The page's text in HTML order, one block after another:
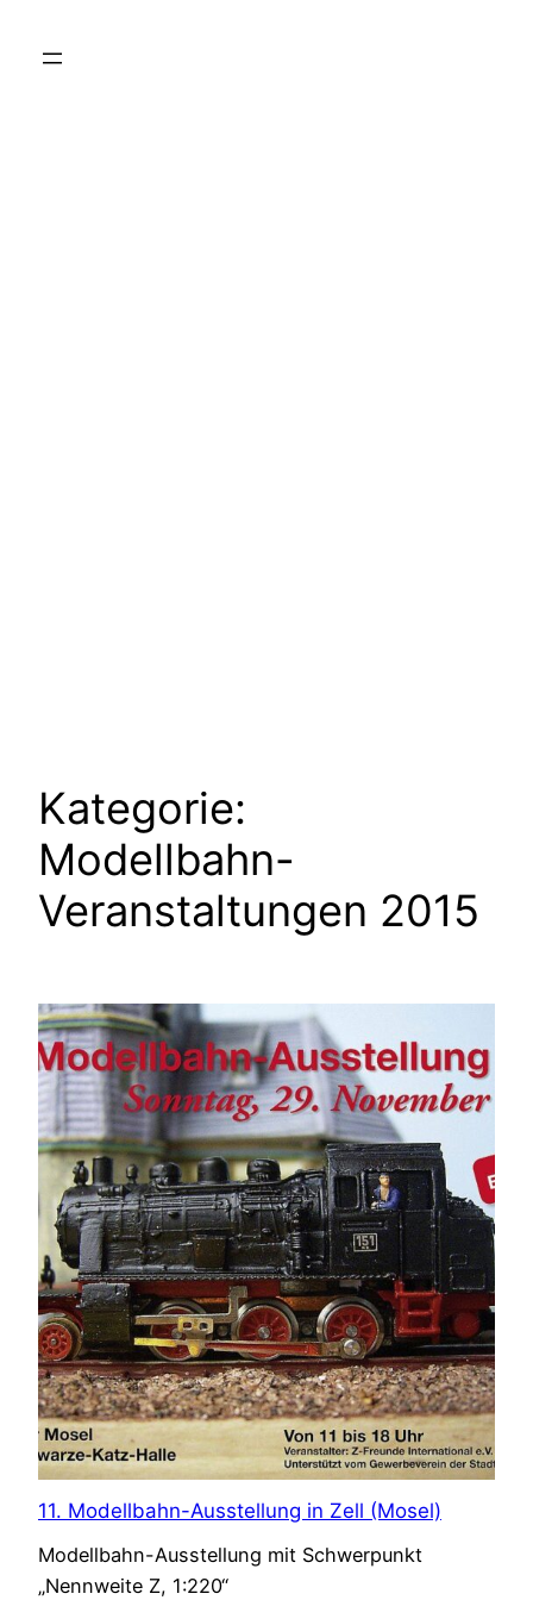
Inhalt
Kategorie:
Modellbahn-
Veranstaltungen 2015
11. Modellbahn-Ausstellung in Zell (Mosel)
Modellbahn-Ausstellung mit Schwerpunkt
„Nennweite Z, 1:220“